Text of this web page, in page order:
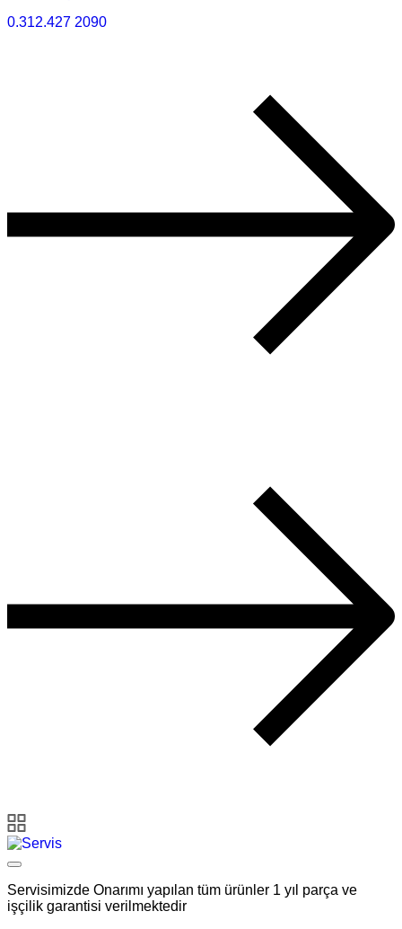
0.312.427 2090
Servisimizde Onarımı yapılan tüm ürünler 1 yıl parça ve
işçilik garantisi verilmektedir